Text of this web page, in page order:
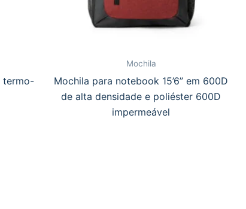
termo-
Mochila
Mochila para notebook 15’6” em 600D
de alta densidade e poliéster 600D
impermeável